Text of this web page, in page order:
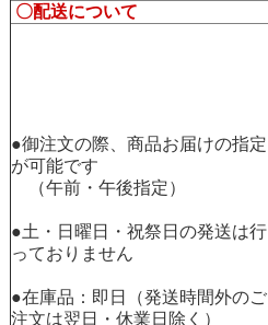
〇配送について
●御注文の際、商品お届けの指定
が可能です
（午前・午後指定）
●土・日曜日・祝祭日の発送は行
っておりません
●在庫品：即日（発送時間外のご
注文は翌日・休業日除く）